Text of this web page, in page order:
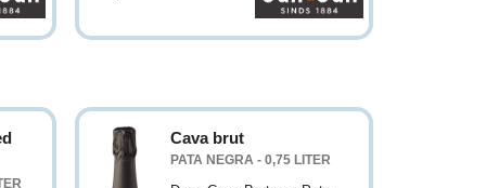
Cava brut
PATA NEGRA - 0,75 LITER